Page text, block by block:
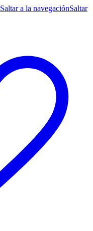
Saltar a la navegaciónSaltar